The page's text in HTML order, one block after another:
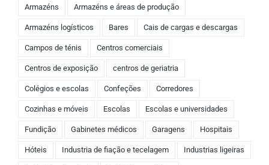
Armazéns Armazéns e áreas de produção
Armazéns logísticos Bares Cais de cargas e descargas
Campos de ténis Centros comerciais
Centros de exposição centros de geriatria
Colégios e escolas Confeções Corredores
Cozinhas e móveis Escolas Escolas e universidades
Fundição Gabinetes médicos Garagens Hospitais
Hóteis Industria de fiação e tecelagem Industrias ligeiras